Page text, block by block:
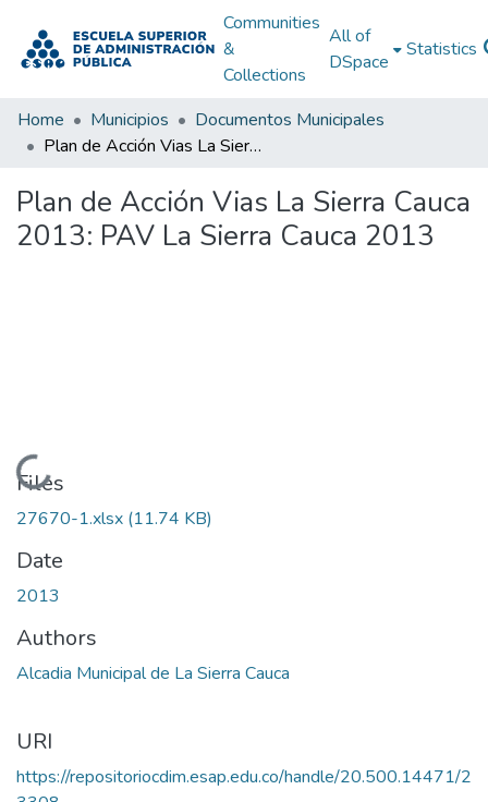
Communities
&
Collections
All of
DSpace
Statistics
Home Municipios
Documentos Municipales
Plan de Acción Vias La Sierra Cauca 2013: PAV La Sierra Cauca 2013
Plan de Acción Vias La Sierra Cauca
2013: PAV La Sierra Cauca 2013
Loading...
Files
27670-1.xlsx (11.74 KB)
Date
2013
Authors
Alcadia Municipal de La Sierra Cauca
URI
https://repositoriocdim.esap.edu.co/handle/20.500.14471/2